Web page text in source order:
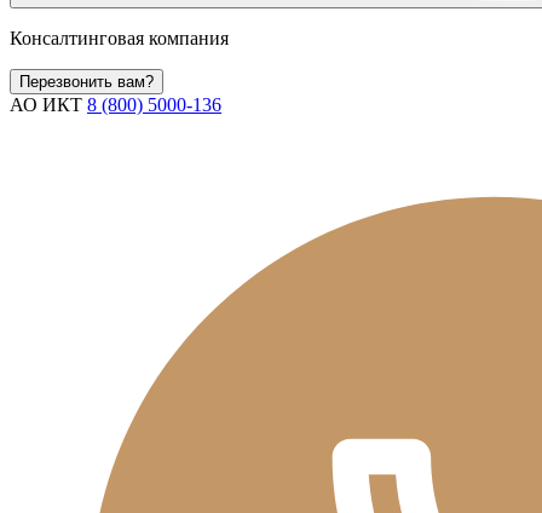
Консалтинговая компания
Перезвонить вам?
АО ИКТ 8 (800) 5000-136